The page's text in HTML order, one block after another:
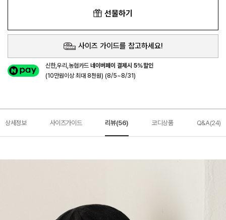
선물하기
사이즈 가이드를 참고하세요!
신한,우리,농협카드네이버페이 결제시 5%할인
(10만원이상 최대 8천원) (8/5~8/31)
상세정보 사이즈가이드 리뷰(56) 코디상품 Q&A(24)